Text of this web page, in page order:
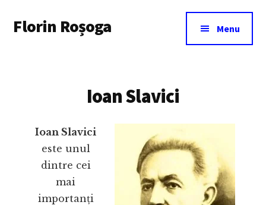
main
menu
Florin Roșoga Menu
Ioan Slavici
Ioan Slavici
este unul
dintre cei
mai
importanți